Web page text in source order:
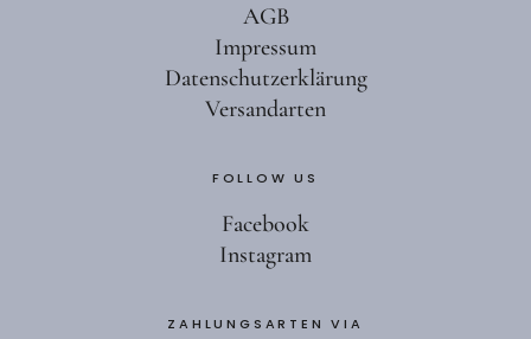
AGB
Impressum
Datenschutzerklärung
Versandarten
FOLLOW US
Facebook
Instagram
ZAHLUNGSARTEN VIA